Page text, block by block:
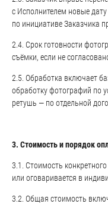
с Исполнителем новые
по инициативе Заказчика
2.4. Срок готовности
съёмки, если не
2.5. Обработка включает
обработку фотографий по
ретушь — по отдельной
3. Стоимость и порядок
3.1. Стоимость
или оговаривается в
3.2. Общая стоимость